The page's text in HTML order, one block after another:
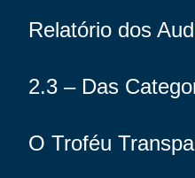
Relatório dos
2.3 – Das
O Troféu